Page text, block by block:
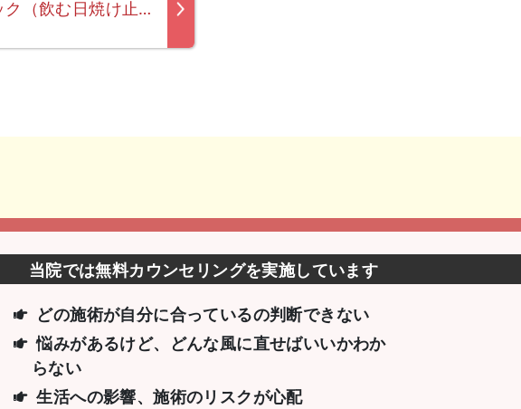
U・Vlock／ユーブロック（飲む日焼け止め）
当院では無料カウンセリングを実施しています
どの施術が自分に合っているの判断できない
悩みがあるけど、どんな風に直せばいいかわか
らない
生活への影響、施術のリスクが心配